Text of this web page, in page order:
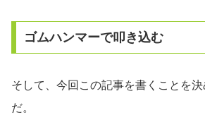
ゴムハンマーで叩き込む
そして、今回この記事を書くことを
だ。